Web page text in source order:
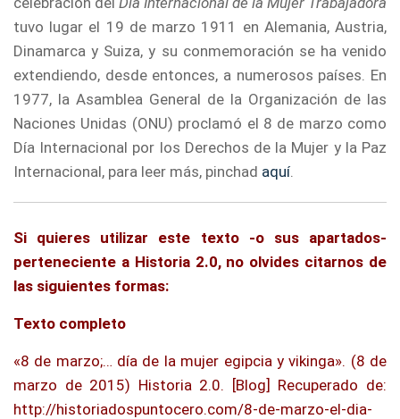
tuvo lugar el 19 de marzo 1911 en Alemania, Austria,
Dinamarca y Suiza, y su conmemoración se ha venido
extendiendo, desde entonces, a numerosos países. En
1977, la Asamblea General de la Organización de las
Naciones Unidas (ONU) proclamó el 8 de marzo como
Día Internacional por los Derechos de la Mujer y la Paz
Internacional, para leer más, pinchad aquí.
Si quieres utilizar este texto -o sus apartados-
perteneciente a Historia 2.0, no olvides citarnos de
las siguientes formas:
Texto completo
«8 de marzo;… día de la mujer egipcia y vikinga». (8 de
marzo de 2015) Historia 2.0. [Blog] Recuperado de:
http://historiadospuntocero.com/8-de-marzo-el-dia-